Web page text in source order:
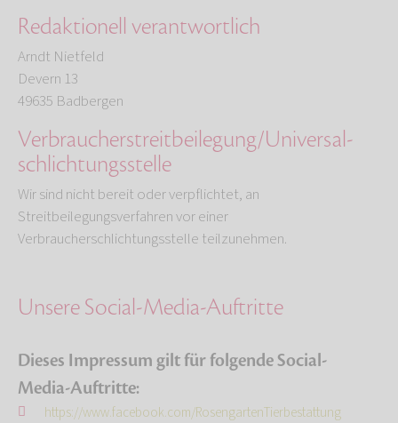
Redaktionell verantwortlich
Arndt Nietfeld
Devern 13
49635 Badbergen
Verbraucher­streit­beilegung/Universal­
schlichtungs­stelle
Wir sind nicht bereit oder verpflichtet, an
Streitbeilegungsverfahren vor einer
Verbraucherschlichtungsstelle teilzunehmen.
Unsere Social-Media-Auftritte
Dieses Impressum gilt für folgende Social-
Media-Auftritte:
https://www.facebook.com/RosengartenTierbestattung